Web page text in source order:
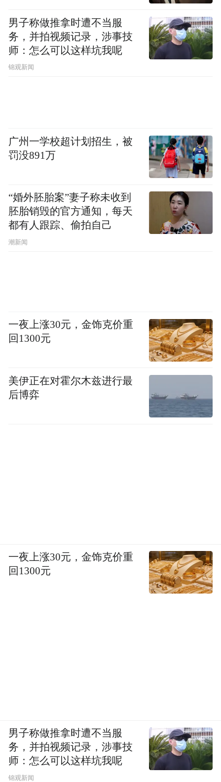
很大进步。
因为目前在售的乐道L90，全系车型均采用的
是视觉融合感知路线。看看这个消息，有一
道理？
版权声明：本文为车快评原创，转载请联系
形式的抄袭盗用，否则将追究法律责任。文
章部分图片来源网络，版权归原作者所有，
如有使用到您的作品，请联系我们索取稿酬
男子称做推拿时遭不当服
务，并拍视频记录，涉事技
师：怎么可以这样坑我呢
锦观新闻
广州一学校超计划招生，被
罚没891万
“婚外胚胎案”妻子称未收到
胚胎销毁的官方通知，每天
都有人跟踪、偷拍自己
潮新闻
一夜上涨30元，金饰克价重
回1300元
美伊正在对霍尔木兹进行最
后博弈
一夜上涨30元，金饰克价重
回1300元
男子称做推拿时遭不当服
务，并拍视频记录，涉事技
师：怎么可以这样坑我呢
锦观新闻